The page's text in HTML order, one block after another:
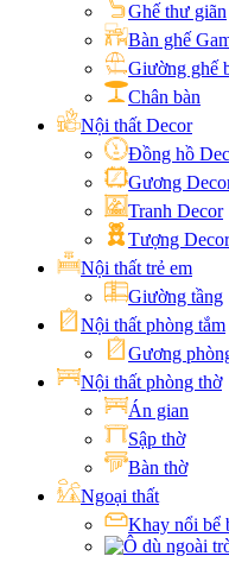
Ghế thư giãn
Bàn ghế
Giường ghế
Chân bàn
Nội thất Decor
Đồng hồ
Gương
Tranh Decor
Tượng Decor
Nội thất trẻ em
Giường tầng
Nội thất phòng tắm
Gương
Nội thất phòng thờ
Án gian
Sập thờ
Bàn thờ
Ngoại thất
Khay nổi bể